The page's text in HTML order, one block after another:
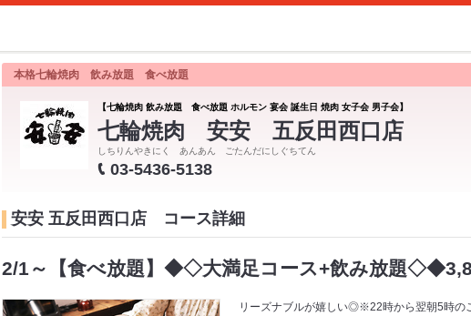
本格七輪焼肉 飲み放題 食べ放題
【七輪焼肉 飲み放題 食べ放題 ホルモン 宴会 誕生日 焼肉 女子会 男子会】
七輪焼肉 安安 五反田西口店
しちりんやきにく あんあん ごたんだにしぐちてん
03-5436-5138
安安 五反田西口店 コース詳細
2/1～【食べ放題】◆◇大満足コース+飲み放題
リーズナブルが嬉しい◎※22時から翌朝5時の